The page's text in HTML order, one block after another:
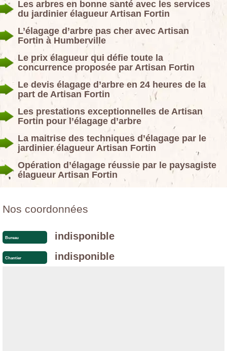
Les arbres en bonne santé avec les services
du jardinier élagueur Artisan Fortin
L’élagage d’arbre pas cher avec Artisan
Fortin à Humberville
Le prix élagueur qui défie toute la
concurrence proposée par Artisan Fortin
Le devis élagage d’arbre en 24 heures de la
part de Artisan Fortin
Les prestations exceptionnelles de Artisan
Fortin pour l’élagage d’arbre
La maitrise des techniques d’élagage par le
jardinier élagueur Artisan Fortin
Opération d’élagage réussie par le paysagiste
élagueur Artisan Fortin
Nos coordonnées
Bureau indisponible
Chantier indisponible